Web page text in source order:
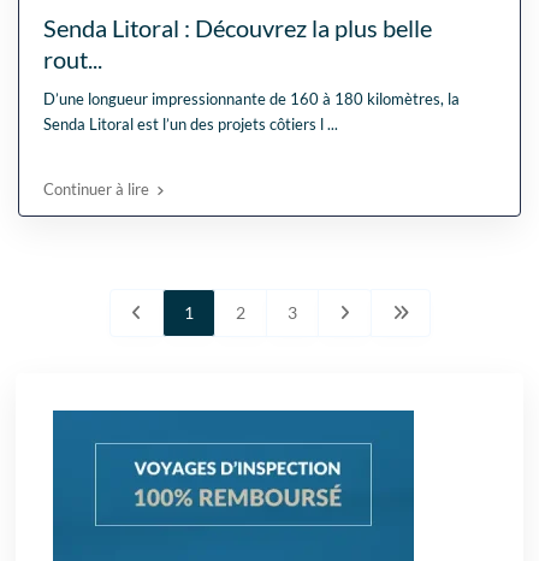
Senda Litoral : Découvrez la plus belle
rout...
D’une longueur impressionnante de 160 à 180 kilomètres, la
Senda Litoral est l’un des projets côtiers l...
Continuer à lire
1 2 3